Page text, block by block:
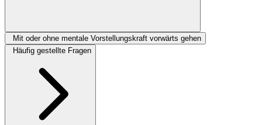
Mit oder ohne mentale Vorstellungskraft vorwärts gehen
Häufig gestellte Fragen